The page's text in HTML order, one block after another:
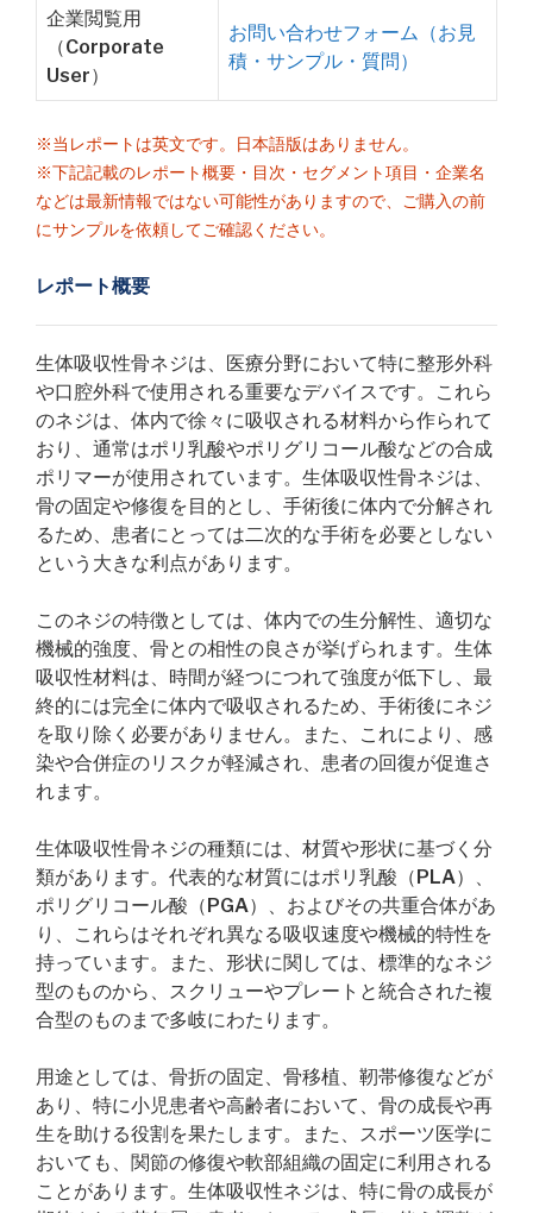
企業閲覧用
（Corporate
User）
お問い合わせフォーム（お見
積・サンプル・質問）
※当レポートは英文です。日本語版はありません。
※下記記載のレポート概要・目次・セグメント項目・企業名
などは最新情報ではない可能性がありますので、ご購入の前
にサンプルを依頼してご確認ください。
レポート概要
生体吸収性骨ネジは、医療分野において特に整形外科
や口腔外科で使用される重要なデバイスです。これら
のネジは、体内で徐々に吸収される材料から作られて
おり、通常はポリ乳酸やポリグリコール酸などの合成
ポリマーが使用されています。生体吸収性骨ネジは、
骨の固定や修復を目的とし、手術後に体内で分解され
るため、患者にとっては二次的な手術を必要としない
という大きな利点があります。
このネジの特徴としては、体内での生分解性、適切な
機械的強度、骨との相性の良さが挙げられます。生体
吸収性材料は、時間が経つにつれて強度が低下し、最
終的には完全に体内で吸収されるため、手術後にネジ
を取り除く必要がありません。また、これにより、感
染や合併症のリスクが軽減され、患者の回復が促進さ
れます。
生体吸収性骨ネジの種類には、材質や形状に基づく分
類があります。代表的な材質にはポリ乳酸（PLA）、
ポリグリコール酸（PGA）、およびその共重合体があ
り、これらはそれぞれ異なる吸収速度や機械的特性を
持っています。また、形状に関しては、標準的なネジ
型のものから、スクリューやプレートと統合された複
合型のものまで多岐にわたります。
用途としては、骨折の固定、骨移植、靭帯修復などが
あり、特に小児患者や高齢者において、骨の成長や再
生を助ける役割を果たします。また、スポーツ医学に
おいても、関節の修復や軟部組織の固定に利用される
ことがあります。生体吸収性ネジは、特に骨の成長が